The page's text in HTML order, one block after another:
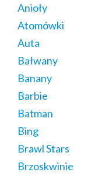
Anioły
Atomówki
Auta
Bałwany
Banany
Barbie
Batman
Bing
Brawl Stars
Brzoskwinie